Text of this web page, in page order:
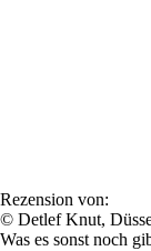
Rezension von:
© Detlef Knut,
Was es sonst noch